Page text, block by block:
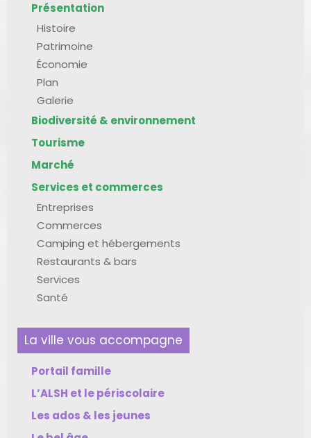
Présentation
Histoire
Patrimoine
Économie
Plan
Galerie
Biodiversité & environnement
Tourisme
Marché
Services et commerces
Entreprises
Commerces
Camping et hébergements
Restaurants & bars
Services
Santé
La ville vous accompagne
Portail famille
L’ALSH et le périscolaire
Les ados & les jeunes